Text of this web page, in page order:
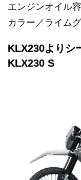
エンジンオイル
カラー／ライム
KLX230より
KLX230 S